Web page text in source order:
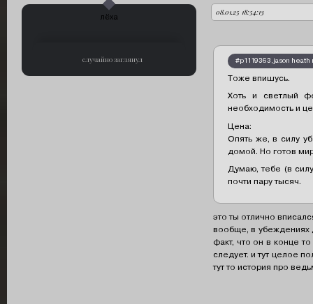
08.01.25 18:54:13
случайно заглянул
автор:
лёха
#p1119363,jason heath
Тоже впишусь.
Хоть и светлый
необходимость и
Цена:
Опять же, в силу
домой. Но готов
Думаю, тебе (в
почти пару тысяч.
это ты отлично
вообще, в убеждениях
факт, что он в конце
следует. и тут целое
тут то история про